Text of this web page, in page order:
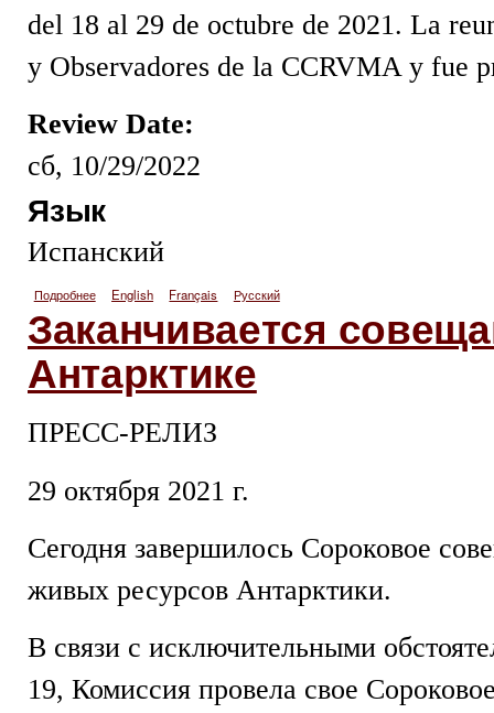
del 18 al 29 de octubre de 2021. La
y Observadores de la CCRVMA y fue
Review Date:
сб, 10/29/2022
Язык
Испанский
Подробнеео Clausura de la reunión de expertos en asuntos antárticos
English Français Русский
Заканчивается
Антарктике
ПРЕСС-РЕЛИЗ
29 октября 2021 г.
Сегодня завершилось Сороковое
живых ресурсов Антарктики.
В связи с исключительными
19, Комиссия провела свое